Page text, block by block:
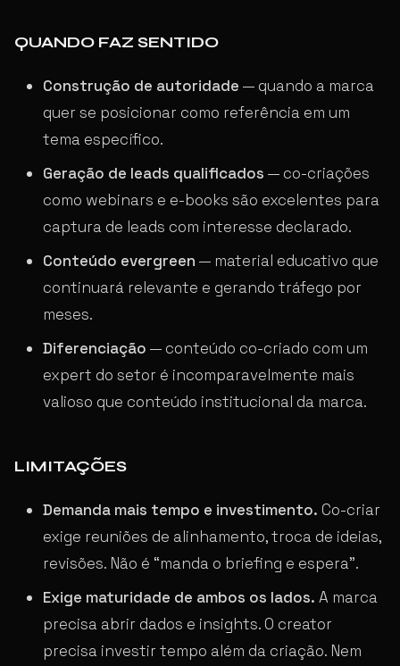
QUANDO FAZ SENTIDO
Construção de autoridade — quando a marca
quer se posicionar como referência em um
tema específico.
Geração de leads qualificados — co-criações
como webinars e e-books são excelentes para
captura de leads com interesse declarado.
Conteúdo evergreen — material educativo que
continuará relevante e gerando tráfego por
meses.
Diferenciação — conteúdo co-criado com um
expert do setor é incomparavelmente mais
valioso que conteúdo institucional da marca.
LIMITAÇÕES
Demanda mais tempo e investimento. Co-criar
exige reuniões de alinhamento, troca de ideias,
revisões. Não é “manda o briefing e espera”.
Exige maturidade de ambos os lados. A marca
precisa abrir dados e insights. O creator
precisa investir tempo além da criação. Nem